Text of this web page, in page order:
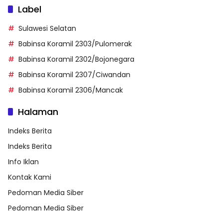
Label
Sulawesi Selatan
Babinsa Koramil 2303/Pulomerak
Babinsa Koramil 2302/Bojonegara
Babinsa Koramil 2307/Ciwandan
Babinsa Koramil 2306/Mancak
Halaman
Indeks Berita
Indeks Berita
Info Iklan
Kontak Kami
Pedoman Media Siber
Pedoman Media Siber